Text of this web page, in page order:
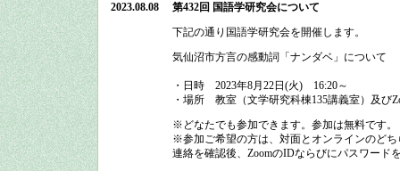
2023.08.08 第432回 国語学研究会について
下記の通り 国語学研究会を開催します。
気仙沼市方言の感動詞「ナンダベ」について
・日時 2023年8月 22日 (火) 16:20～
・場所 教室（文学研究科棟135講義室）及び
※どなたでも参加できます。参加は無料です。
※参加ご希望の方は、対面とオンラインのど
連絡を確認後、ZoomのIDならびにパスワード